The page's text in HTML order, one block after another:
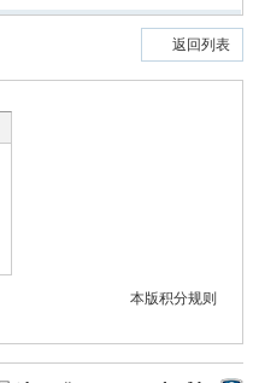
返回列表
本版积分规则